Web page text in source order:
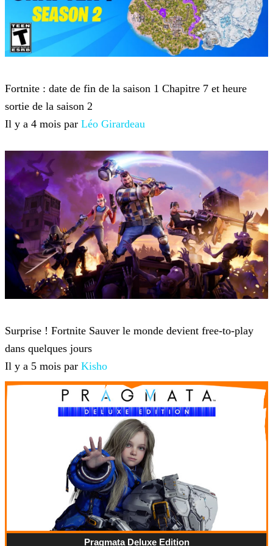
Fortnite : date de fin de la saison 1 Chapitre 7 et heure
sortie de la saison 2
Il y a 4 mois par Léo Girardeau
Surprise ! Fortnite Sauver le monde devient free-to-play
dans quelques jours
Il y a 5 mois par Kisho
Pragmata Deluxe Edition